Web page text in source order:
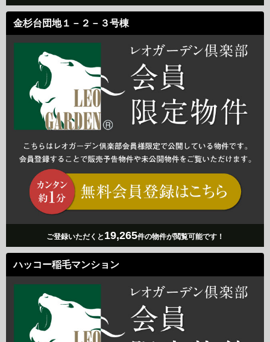
金杉台団地１－２－３号棟
ご登録いただくと 19,265件の物件が閲覧可能です！
ハッコー稲毛マンション